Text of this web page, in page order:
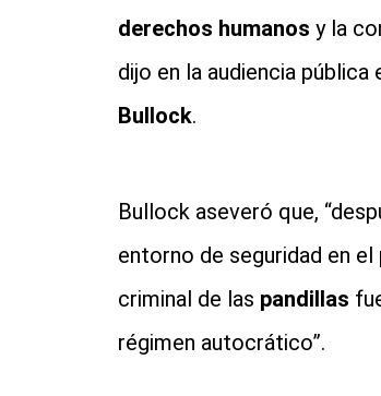
derechos humanos y la
dijo en la audiencia
Bullock.
Bullock aseveró que,
entorno de seguridad en el
criminal de las pandillas
régimen autocrático”.